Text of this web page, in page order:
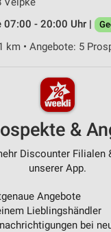
07:00 - 20:00 Uhr |
km • Angebote: 5
&
Discounter Filialen
unserer App.
Angebote
Lieblingshändler
bei